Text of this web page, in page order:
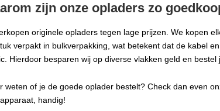
zijn onze opladers zo
originele opladers tegen lage prijzen. We kopen
verpakt in bulkverpakking, wat betekent dat de kabel
Hierdoor besparen wij op diverse vlakken geld en
weten of je de goede oplader bestelt? Check dan even
handig!